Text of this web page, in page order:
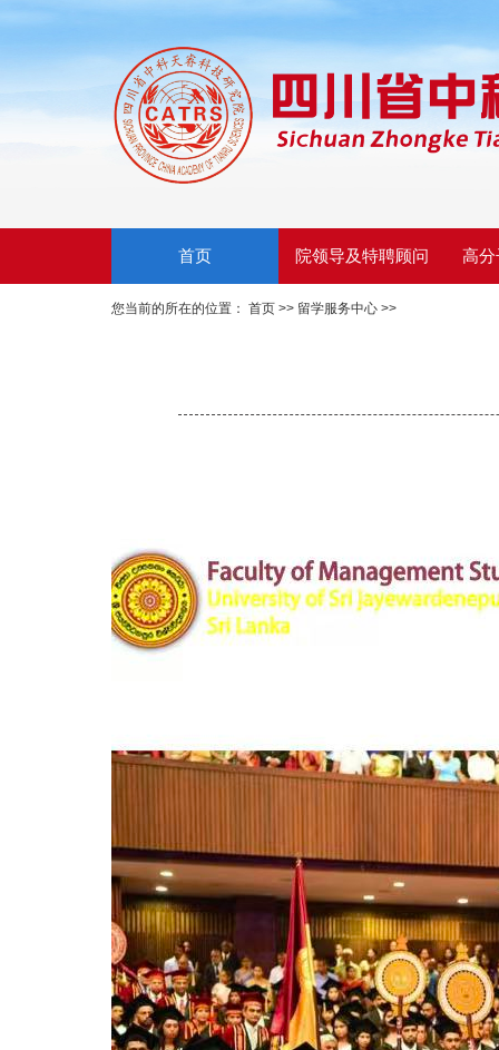
首页 院领导及特聘顾问 高
您当前的所在的位置： 首页 >> 留学服务中心 >>